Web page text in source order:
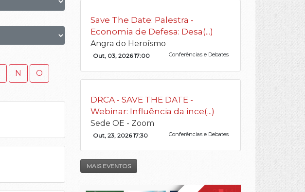
N
O
Save The Date: Palestra -
Economia de Defesa: Desa(...)
Angra do Heroísmo
Out, 03, 2026 17:00 Conferências e Debates
DRCA - SAVE THE DATE -
Webinar: Influência da ince(...)
Sede OE - Zoom
Out, 23, 2026 17:30 Conferências e Debates
MAIS EVENTOS